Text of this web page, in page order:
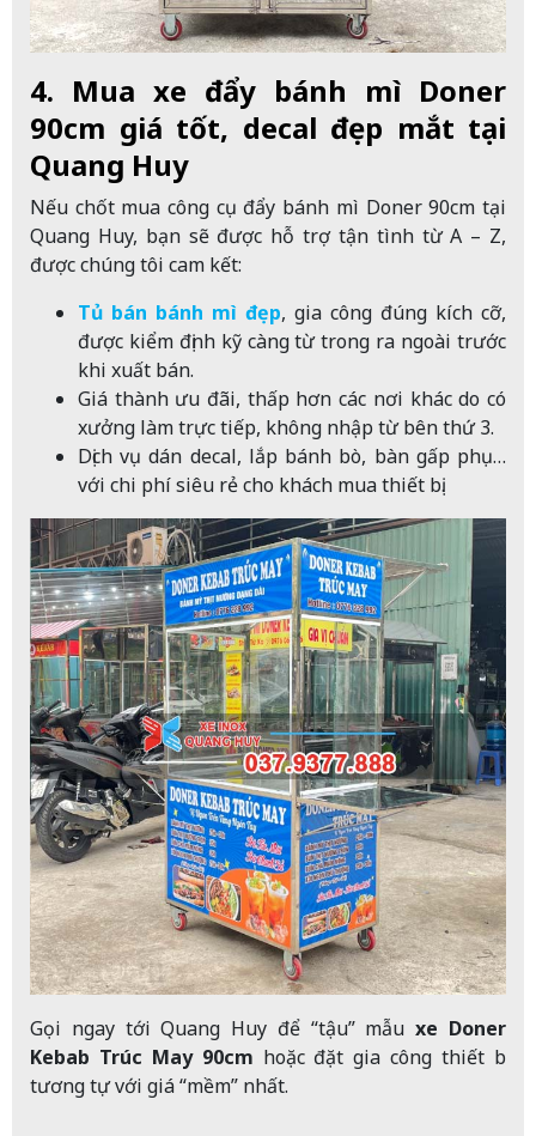
4. Mua xe đẩy bánh mì Doner
90cm giá tốt, decal đẹp mắt tại
Quang Huy
Nếu chốt mua công cụ đẩy bánh mì Doner 90cm tại
Quang Huy, bạn sẽ được hỗ trợ tận tình từ A – Z,
được chúng tôi cam kết:
Tủ bán bánh mì đẹp, gia công đúng kích cỡ,
được kiểm định kỹ càng từ trong ra ngoài trước
khi xuất bán.
Giá thành ưu đãi, thấp hơn các nơi khác do có
xưởng làm trực tiếp, không nhập từ bên thứ 3.
Dịch vụ dán decal, lắp bánh bò, bàn gấp phụ…
với chi phí siêu rẻ cho khách mua thiết bị.
Gọi ngay tới Quang Huy để “tậu” mẫuxe Doner
Kebab Trúc May 90cm hoặc đặt gia công thiết bị
tương tự với giá “mềm” nhất.